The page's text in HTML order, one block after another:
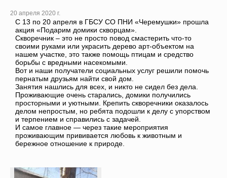
20 апреля 2020 г.
С 13 по 20 апреля в ГБСУ СО ПНИ «Черемушки» прошла
акция «Подарим домики скворцам».
Скворечник – это не просто повод смастерить что-то
своими руками или украсить дерево арт-объектом на
нашем участке, это также помощь птицам и средство
борьбы с вредными насекомыми.
Вот и наши получатели социальных услуг решили помочь
пернатым друзьям найти свой дом.
Занятия нашлись для всех, и никто не сидел без дела.
Проживающие очень старались, домики получились
просторными и уютными. Крепить скворечники оказалось
делом непростым, но ребята подошли к делу с упорством
и терпением и справились с задачей.
И самое главное — через такие мероприятия
проживающим прививается любовь к животным и
бережное отношение к природе.